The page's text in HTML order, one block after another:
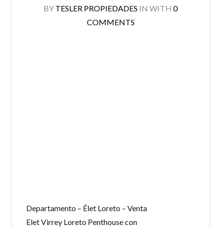
BY TESLER PROPIEDADES IN WITH 0
COMMENTS
Departamento – Élet Loreto – Venta
Elet Virrey Loreto Penthouse con